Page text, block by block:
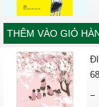
THÊM VÀO GIỎ
−